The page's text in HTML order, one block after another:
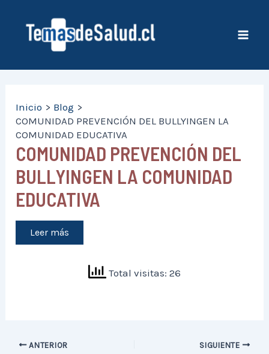
contenido
Inicio
Blog
COMUNIDAD PREVENCIÓN DEL BULLYINGEN LA
COMUNIDAD EDUCATIVA
COMUNIDAD PREVENCIÓN DEL
BULLYINGEN LA COMUNIDAD
EDUCATIVA
Leer más
Total visitas: 26
ANTERIOR SIGUIENTE